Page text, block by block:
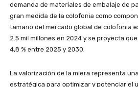
demanda de materiales de embalaje de
gran medida de la colofonia como
tamaño del mercado global de colofonia
2.5 mil millones en 2024 y se proyecta
4,8 % entre 2025 y 2030.
La valorización de la miera representa
estratégica para optimizar y potenciar el